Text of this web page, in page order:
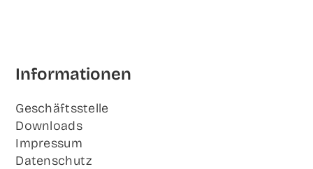
Infor­ma­tio­nen
Geschäfts­stel­le
Down­loads
Impres­sum
Daten­schutz